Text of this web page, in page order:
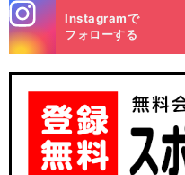
m
Instagramで
フォローする